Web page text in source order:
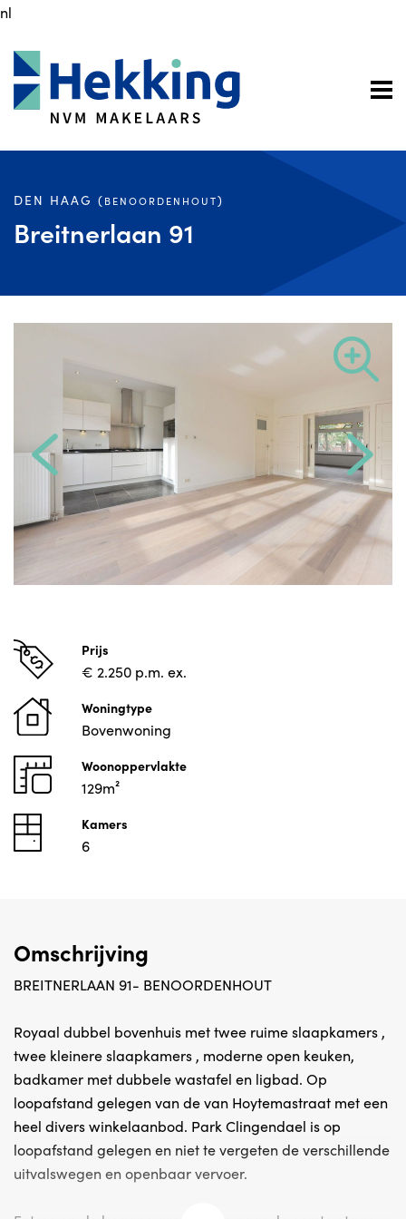
nl
DEN HAAG (BENOORDENHOUT)
Breitnerlaan 91
Prijs
€ 2.250 p.m. ex.
Woningtype
Bovenwoning
Woonoppervlakte
129m²
Kamers
6
Omschrijving
BREITNERLAAN 91- BENOORDENHOUT
Royaal dubbel bovenhuis met twee ruime slaapkamers ,
twee kleinere slaapkamers , moderne open keuken,
badkamer met dubbele wastafel en ligbad. Op
loopafstand gelegen van de van Hoytemastraat met een
heel divers winkelaanbod. Park Clingendael is op
loopafstand gelegen en niet te vergeten de verschillende
uitvalswegen en openbaar vervoer.